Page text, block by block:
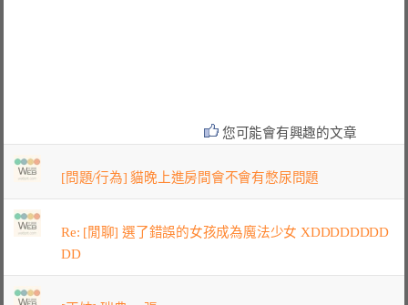
您可能會有興趣的文章
[問題/行為] 貓晚上進房間會不會有憋尿問題
Re: [閒聊] 選了錯誤的女孩成為魔法少女 XDDDDDDDD
DD